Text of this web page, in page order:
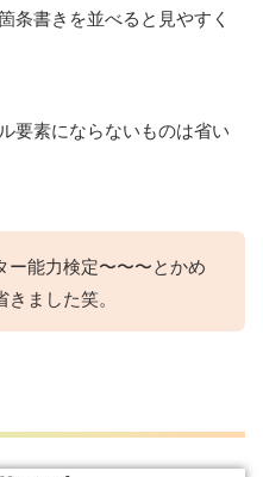
条書きを並べると見やすく
要素にならないものは省い
ー能力検定〜〜〜とかめ
ました笑。